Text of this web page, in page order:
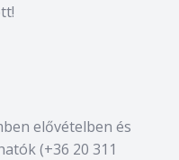
elővételben és
(+36 20 311